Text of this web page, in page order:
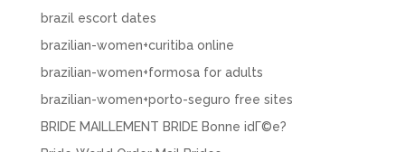
brazil escort dates
brazilian-women+curitiba online
brazilian-women+formosa for adults
brazilian-women+porto-seguro free sites
BRIDE MAILLEMENT BRIDE Bonne idГ©e?